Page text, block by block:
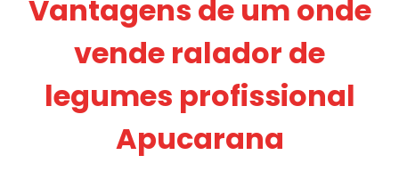
Vantagens de um onde
vende ralador de
legumes profissional
Apucarana